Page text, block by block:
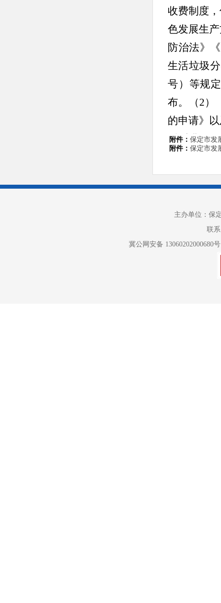
收费制度
色发展生
防治法》
生活垃圾
号）等规
布。（2）
的申请》
暖季非居
类，服务
〔2022〕
定了我省
发改委网
附件： 保定市发
附件： 保定市发
主办单位：保
联
冀公网安备 13060202000680